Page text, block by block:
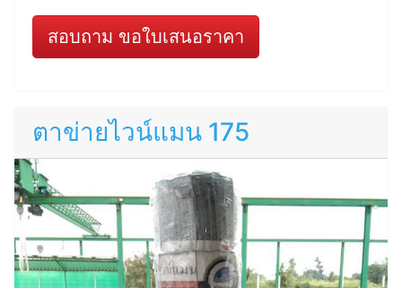
สอบถาม ขอใบเสนอราคา
ตาข่ายไวน์แมน 175